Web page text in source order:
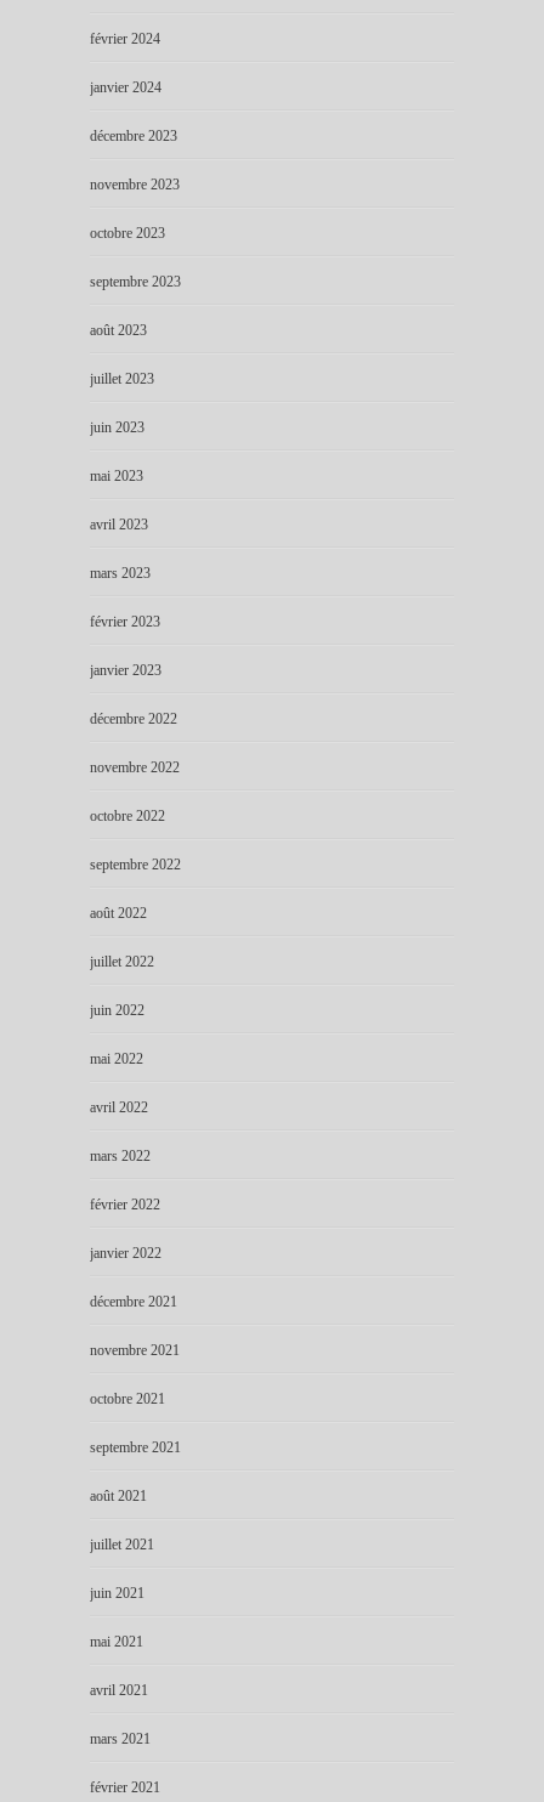
février 2024
janvier 2024
décembre 2023
novembre 2023
octobre 2023
septembre 2023
août 2023
juillet 2023
juin 2023
mai 2023
avril 2023
mars 2023
février 2023
janvier 2023
décembre 2022
novembre 2022
octobre 2022
septembre 2022
août 2022
juillet 2022
juin 2022
mai 2022
avril 2022
mars 2022
février 2022
janvier 2022
décembre 2021
novembre 2021
octobre 2021
septembre 2021
août 2021
juillet 2021
juin 2021
mai 2021
avril 2021
mars 2021
février 2021